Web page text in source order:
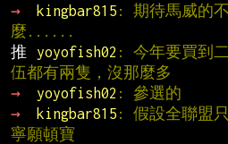
→
kingbar815 : 期待馬威的
麼......
推
yoyofish02 : 今年要買到
伍都有兩隻，沒那麼多
→
yoyofish02 : 參選的
→
kingbar815 : 假設全聯盟
寧願頓寶